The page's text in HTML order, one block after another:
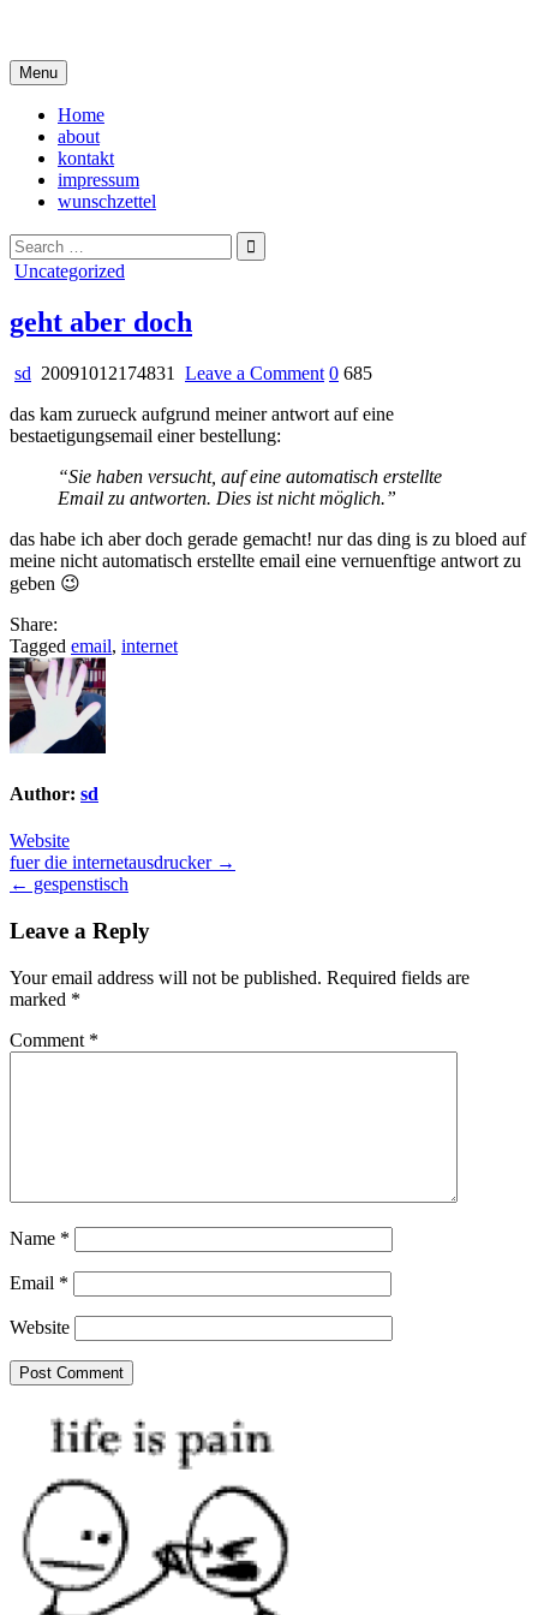
content
Menu
Home
about
kontakt
impressum
wunschzettel
Search
for:
Posted
Uncategorized
geht aber doch
sd 20091012174831 Leave a Commenton
aber
0 685
das kam zurueck aufgrund meiner antwort auf eine
bestaetigungsemail einer bestellung:
“Sie haben versucht, auf eine automatisch erstellte
Email zu antworten. Dies ist nicht möglich.”
das habe ich aber doch gerade gemacht! nur das ding is zu bloed auf
meine nicht automatisch erstellte email eine vernuenftige antwort zu
geben 😉
Share:
Tagged email, internet
Author: sd
Website
Post
navigation
fuer die internetausdrucker →
← gespenstisch
Leave a Reply
Your email address will not be published. Required fields are
marked *
Comment *
Name *
Email *
Website